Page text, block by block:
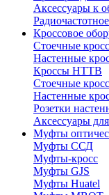
Аксессуары к
Кроссовое
Стоечные
Настенные
Кроссы HTTB
Стоечные
Настенные
Розетки
Аксессуары
Муфты
Муфты ССД
Муфты-кросс
Муфты GJS
Муфты Huatel